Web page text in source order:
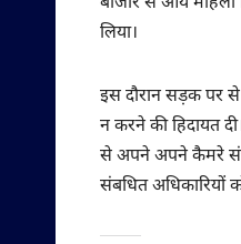
लिया।
इस दौरान सड़क पर से
न करने की हिदायत
से अपने अपने कैमरे
संबधित अधिकारियों